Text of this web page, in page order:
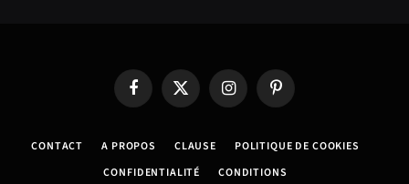
FacebookX
(Twitter)
InstagramPinterest
CONTACT A PROPOS CLAUSE
POLITIQUE DE COOKIES
CONFIDENTIALITÉ
CONDITIONS